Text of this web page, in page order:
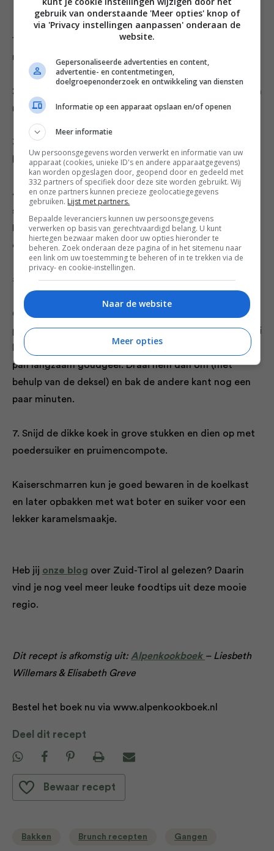
1. Splits de eieren. Klop eigeel, suiker, vanillemerg en
melk tot een schuimig geheel.
2. Meng de bloem er voorzichtig door en mix tot je een
mooi, glad pannenkoekenbeslag hebt.
3. Roer de gesmolten boter en citroenrasp erdoor en
laat het beslag een half uur rusten.
4. Klop hierna het eiwit stijf met een snufje zout en
schep dit voorzichtig met een spatel door het beslag.
Het eiwitschuim mag nog een beetje zichtbaar blijven,
dat maakt de Schmarren lekker fluffy!
5. Schep voorzichtig de rumrozijnen door het beslag.
6. Verhit een klontje boter in een koekenpan en giet in
porties het beslag erin (ongeveer 1-2 cm hoog) en draai
het vuur laag. Bak de Schmarren met een deksel op de
pan langzaam goudgeel. Draai hem dan om (met
behulp van de deksel) en bak de andere kant nog een
paar minuten.
7. Snijd de dikke koek in grove stukken en dien op met
poedersuiker en pruimencompote.
Kaiserschmarren kun je goed bewaren in de koelkast
en later opbakken met wat boter en suiker voor een
lekker karamelsmaakje.
Heb jij onze blog over Zuid-Tirol al gelezen? Daarin
vind je nog veel meer leuke foodtips uit deze mooie
regio.
Dit recept is afkomstig uit: Alpenkookboek – Liesbeth
Willemars & Elisabeth Greve
Bestel het boek nu via www.alpenkookboek.nl
Deel dit recept
Bewaar recept
Bakken Brunch recepten Gangen
gebruik van onderstaande 'Meer opties' knop of
via 'Privacy instellingen aanpassen' onderaan de
website.
Gepersonaliseerde advertenties en content,
advertentie- en contentmetingen,
doelgroepenonderzoek en ontwikkeling van diensten
Informatie op een apparaat opslaan en/of openen
Meer informatie
Uw persoonsgegevens worden verwerkt en informatie van uw
apparaat (cookies, unieke ID's en andere apparaatgegevens)
kan worden opgeslagen door, geopend door en gedeeld met
332 partners of specifiek door deze site worden gebruikt. Wij
en onze partners kunnen precieze geolocatiegegevens
gebruiken. Lijst met partners.
Bepaalde leveranciers kunnen uw persoonsgegevens
verwerken op basis van gerechtvaardigd belang. U kunt
hiertegen bezwaar maken door uw opties hieronder te
beheren. Zoek onderaan deze pagina of in het sitemenu naar
een link om uw toestemming te beheren of in te trekken via de
privacy- en cookie-instellingen.
Naar de website
Meer opties